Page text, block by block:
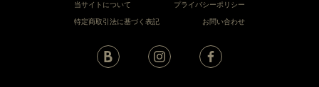
当サイトについて プライバシーポリシー
特定商取引法に基づく表記 お問い合わせ